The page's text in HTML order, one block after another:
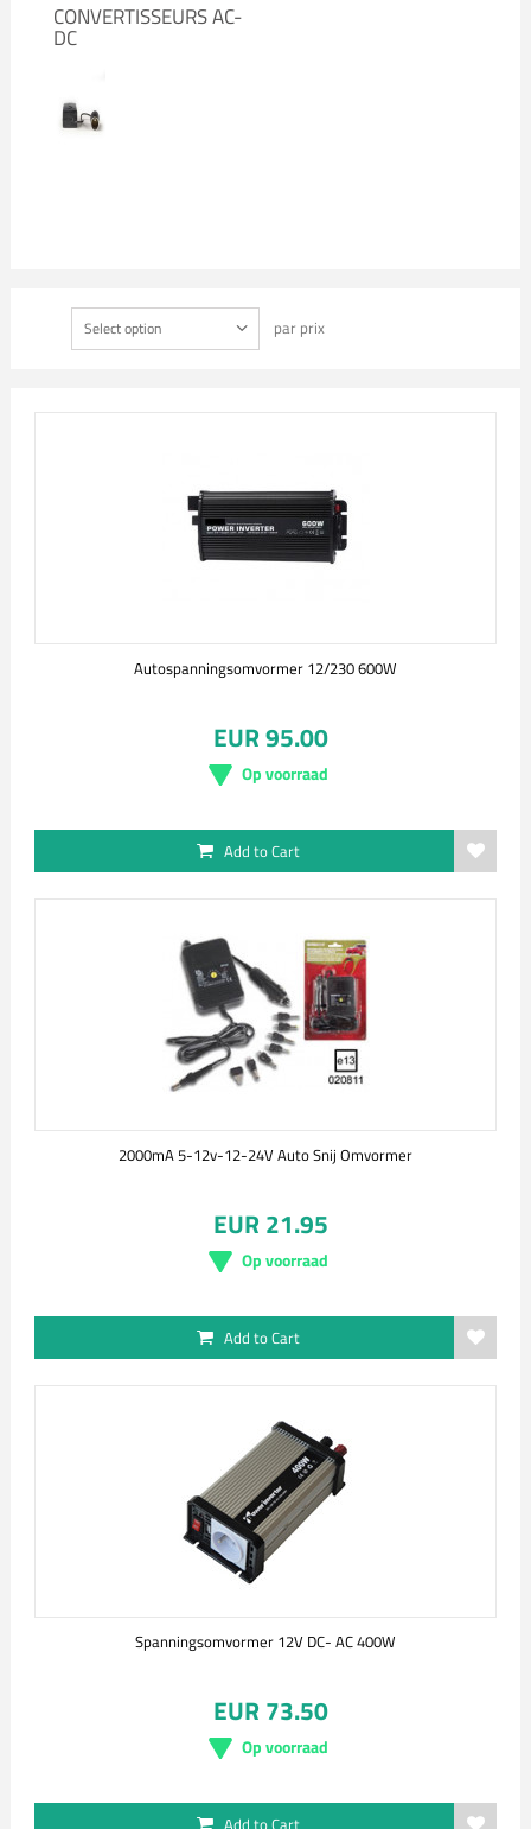
CONVERTISSEURS AC-
DC
Select option par prix
Autospanningsomvormer 12/230 600W
EUR 95.00
Op voorraad
Add to Cart
2000mA 5-12v-12-24V Auto Snij Omvormer
EUR 21.95
Op voorraad
Add to Cart
Spanningsomvormer 12V DC- AC 400W
EUR 73.50
Op voorraad
Add to Cart